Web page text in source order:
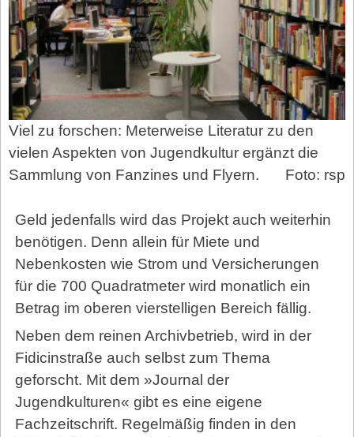
Viel zu forschen: Meterweise Literatur zu den
vielen Aspekten von Jugendkultur ergänzt die
Sammlung von Fanzines und Flyern.
Foto: rsp
Geld jedenfalls wird das Projekt auch weiterhin
benötigen. Denn allein für Miete und
Nebenkosten wie Strom und Versicherungen
für die 700 Quadratmeter wird monatlich ein
Betrag im oberen vierstelligen Bereich fällig.
Neben dem reinen Archivbetrieb, wird in der
Fidicinstraße auch selbst zum Thema
geforscht. Mit dem »Journal der
Jugendkulturen« gibt es eine eigene
Fachzeitschrift. Regelmäßig finden in den